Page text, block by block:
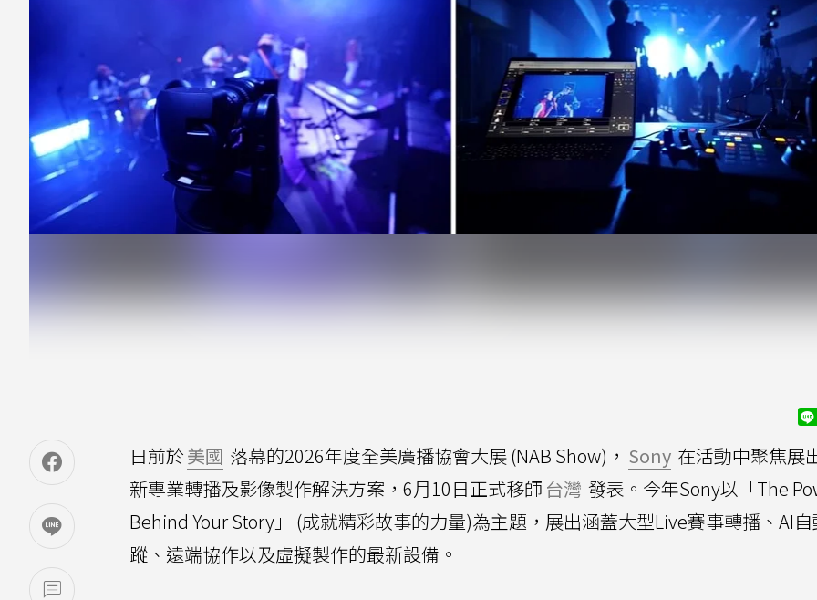
日前於美國 落幕的2026年度全美廣播協會大展 (NAB Show)， Sony 在活動中聚焦展
新專業轉播及影像製作解決方案，6月10日正式移師 台灣 發表。今年Sony以「The
Behind Your Story」 (成就精彩故事的力量)為主題，展出涵蓋大型Live賽事轉播、AI自
蹤、遠端協作以及虛擬製作的最新設備。